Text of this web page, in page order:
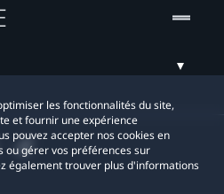
les fonctionnalités du site,
et fournir une expérience
pouvez accepter nos cookies en
ou gérer vos préférences sur
également trouver plus d'informations